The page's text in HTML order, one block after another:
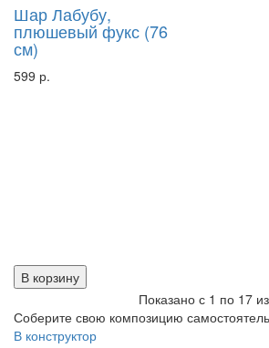
Шар Лабубу,
плюшевый фукс (76
см)
599 р.
В корзину
Показано с 1 по 17
Соберите свою композицию
В конструктор